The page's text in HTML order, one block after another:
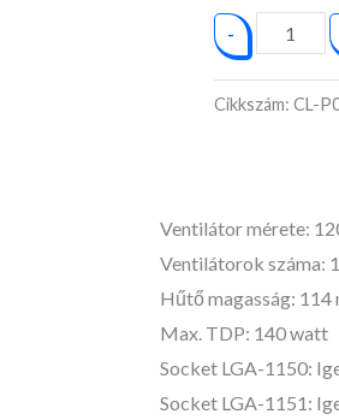
-
Cikkszám: CL-
Ventilátor mérete:
Ventilátorok száma:
Hűtő magasság: 114
Max. TDP: 140 watt
Socket LGA-1150:
Socket LGA-1151: